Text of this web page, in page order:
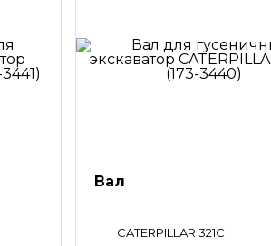
Вал
CATERPILLAR 321C